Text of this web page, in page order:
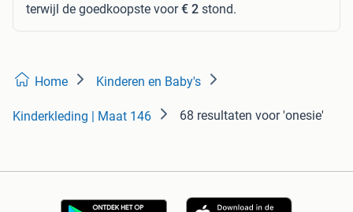
terwijl de goedkoopste voor€ 2 stond.
Home Kinderen en Baby's
Kinderkleding | Maat 146 68 resultaten voor 'onesie'